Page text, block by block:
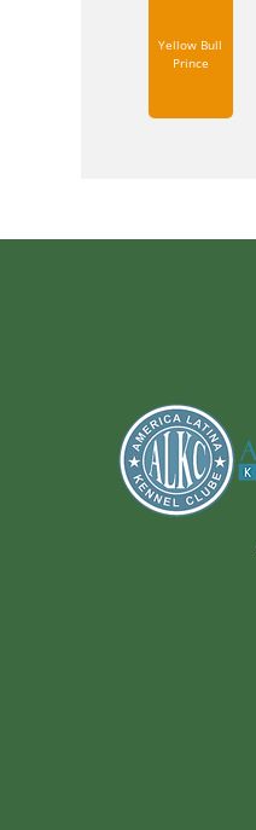
Yellow Bull
Prince